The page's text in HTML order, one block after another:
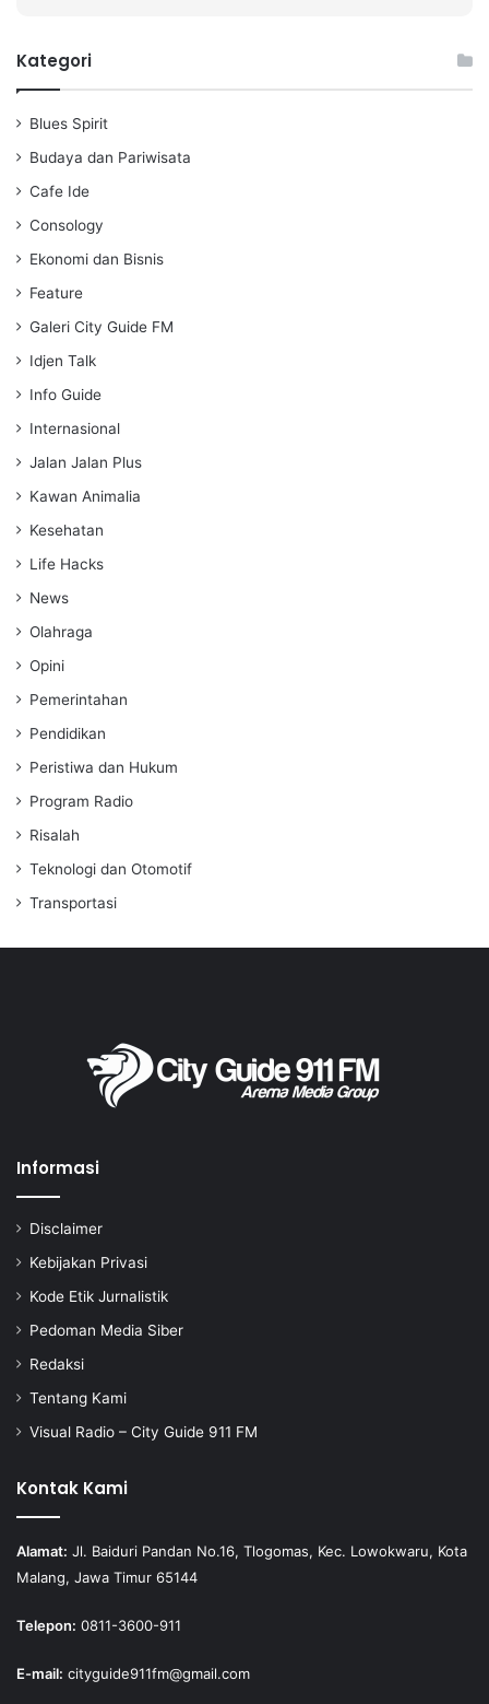
a
Kategori
Blues Spirit
Budaya dan Pariwisata
Cafe Ide
Consology
Ekonomi dan Bisnis
Feature
Galeri City Guide FM
Idjen Talk
Info Guide
Internasional
Jalan Jalan Plus
Kawan Animalia
Kesehatan
Life Hacks
News
Olahraga
Opini
Pemerintahan
Pendidikan
Peristiwa dan Hukum
Program Radio
Risalah
Teknologi dan Otomotif
Transportasi
Informasi
Disclaimer
Kebijakan Privasi
Kode Etik Jurnalistik
Pedoman Media Siber
Redaksi
Tentang Kami
Visual Radio – City Guide 911 FM
Kontak Kami
Alamat: Jl. Baiduri Pandan No.16, Tlogomas, Kec. Lowokwaru, Kota
Malang, Jawa Timur 65144
Telepon: 0811-3600-911
E-mail: cityguide911fm@gmail.com